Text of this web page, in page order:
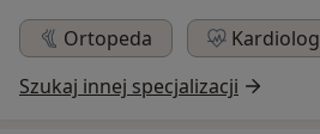
Ortopeda
Kardiolog
Szukaj innej specjalizacji